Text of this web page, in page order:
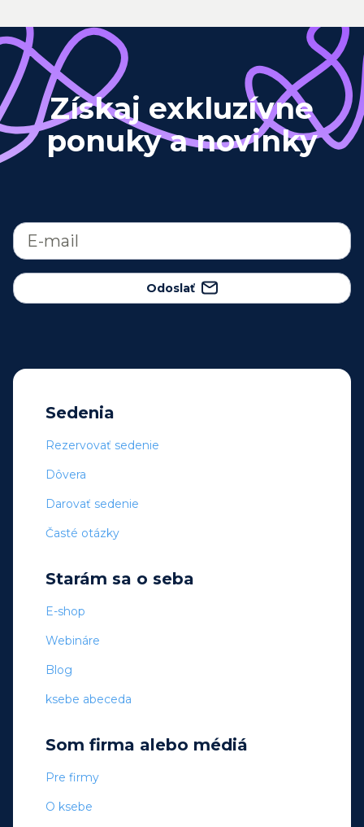
Získaj exkluzívne
ponuky a novinky
Odoslať
Sedenia
Rezervovať sedenie
Dôvera
Darovať sedenie
Časté otázky
Starám sa o seba
E-shop
Webináre
Blog
ksebe abeceda
Som firma alebo médiá
Pre firmy
O ksebe